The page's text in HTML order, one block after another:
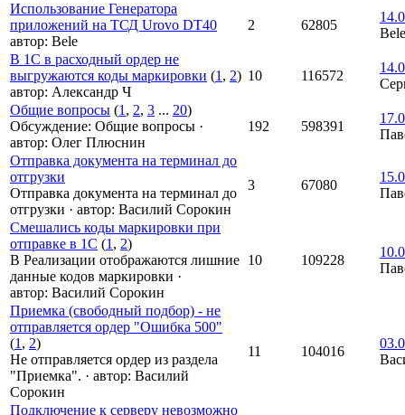
Использование Генератора
приложений на ТСД Urovo DT40
автор: Bele
2 62805
Bele
В 1С в расходный ордер не
выгружаются коды маркировки (1 , 2)
автор: Александр Ч
10 116572
Общие вопросы (1 , 2, 3 ... 20)
Обсуждение: Общие вопросы ·
автор: Олег Плюснин
192 598391
Отправка документа на терминал до
отгрузки
Отправка документа на терминал до
отгрузки · автор: Василий Сорокин
3 67080
Смешались коды маркировки при
отправке в 1С (1 , 2)
В Реализации отображаются лишние
данные кодов маркировки ·
автор: Василий Сорокин
10 109228
Приемка (свободный подбор) - не
отправляется ордер "Ошибка 500"
(1 , 2)
Не отправляется ордер из раздела
"Приемка". · автор: Василий
Сорокин
11 104016
Подключение к серверу невозможно